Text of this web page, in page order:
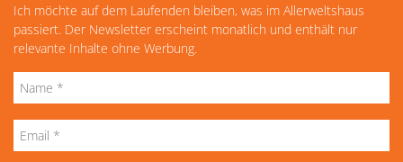
Ich möchte auf dem Laufenden bleiben, was im Allerweltshaus
passiert. Der Newsletter erscheint monatlich und enthält nur
relevante Inhalte ohne Werbung.